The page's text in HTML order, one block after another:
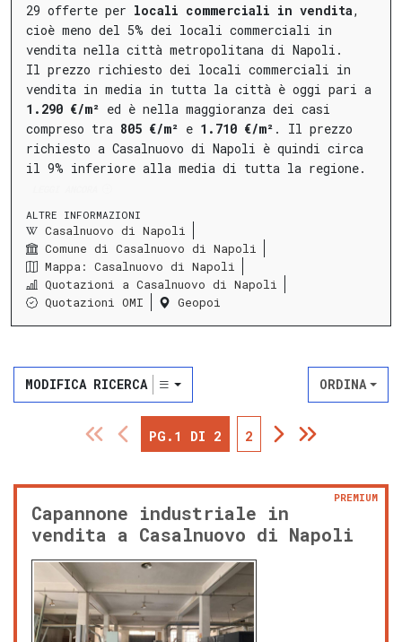
29 offerte per locali commerciali in vendita,
cioè meno del 5% dei locali commerciali in
vendita nella città metropolitana di Napoli.
Il prezzo richiesto dei locali commerciali in
vendita in media in tutta la città è oggi pari a
1.290 €/m² ed è nella maggioranza dei casi
compreso tra 805 €/m² e 1.710 €/m² . Il prezzo
richiesto a Casalnuovo di Napoli è quindi circa
il 9% inferiore alla media di tutta la regione.
ALTRE INFORMAZIONI
Casalnuovo di Napoli
Comune di Casalnuovo di Napoli
Mappa: Casalnuovo di Napoli
Quotazioni a Casalnuovo di Napoli
Quotazioni OMI
Geopoi
MODIFICA RICERCA ORDINA
PG.1 DI 2 2
Capannone industriale in
vendita a Casalnuovo di Napoli
PREMIUM